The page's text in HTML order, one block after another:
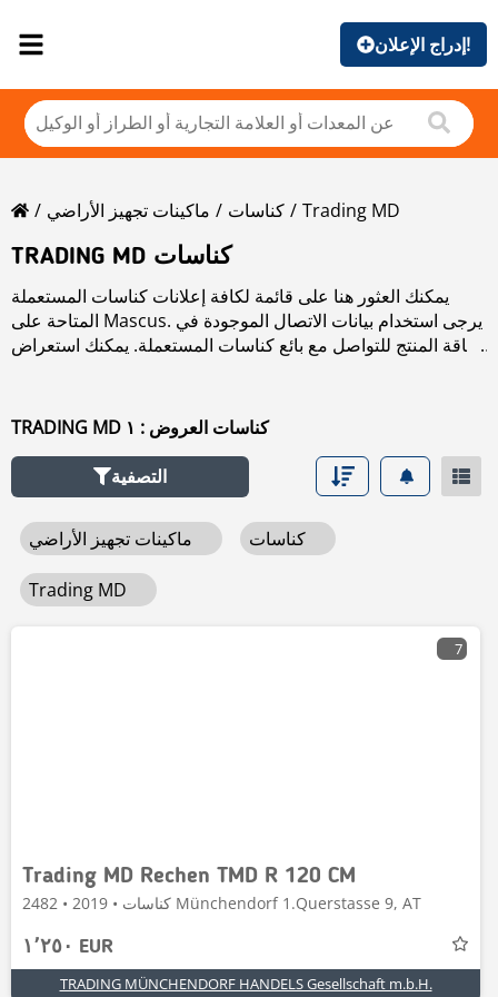
إدراج الإعلان!
ماكينات تجهيز الأراضي كناسات
Trading MD
TRADING MD كناسات
يمكنك العثور هنا على قائمة لكافة إعلانات كناسات المستعملة
المتاحة على Mascus. يرجى استخدام بيانات الاتصال الموجودة في
بطاقة المنتج للتواصل مع بائع كناسات المستعملة. يمكنك استعراض
TRADING MD كناسات العروض : ١
التصفية
Trading MD
7
Trading MD Rechen TMD R 120 CM
كناسات • 2019 • 2482 Münchendorf 1.Querstasse 9, AT
١٬٢٥٠ EUR
TRADING MÜNCHENDORF HANDELS Gesellschaft m.b.H.